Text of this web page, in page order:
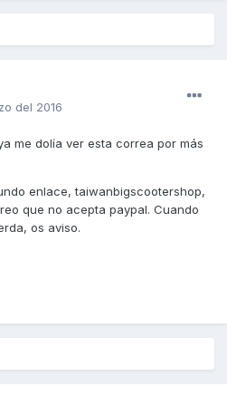
del 2016
me dolía ver esta correa por más
enlace, taiwanbigscootershop,
que no acepta paypal. Cuando
os aviso.